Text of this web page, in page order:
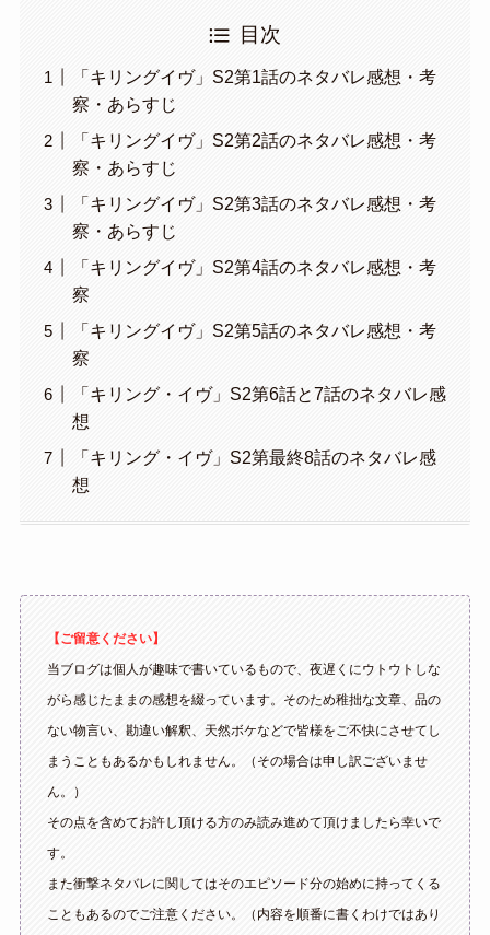
目次
「キリングイヴ」S2第1話のネタバレ感想・考
察・あらすじ
「キリングイヴ」S2第2話のネタバレ感想・考
察・あらすじ
「キリングイヴ」S2第3話のネタバレ感想・考
察・あらすじ
「キリングイヴ」S2第4話のネタバレ感想・考
察
「キリングイヴ」S2第5話のネタバレ感想・考
察
「キリング・イヴ」S2第6話と7話のネタバレ感
想
「キリング・イヴ」S2第最終8話のネタバレ感
想
【ご留意ください】
当ブログは個人が趣味で書いているもので、夜遅くにウトウトしな
がら感じたままの感想を綴っています。そのため稚拙な文章、品の
ない物言い、勘違い解釈、天然ボケなどで皆様をご不快にさせてし
まうこともあるかもしれません。（その場合は申し訳ございませ
ん。）
その点を含めてお許し頂ける方のみ読み進めて頂けましたら幸いで
す。
また衝撃ネタバレに関してはそのエピソード分の始めに持ってくる
こともあるのでご注意ください。（内容を順番に書くわけではあり